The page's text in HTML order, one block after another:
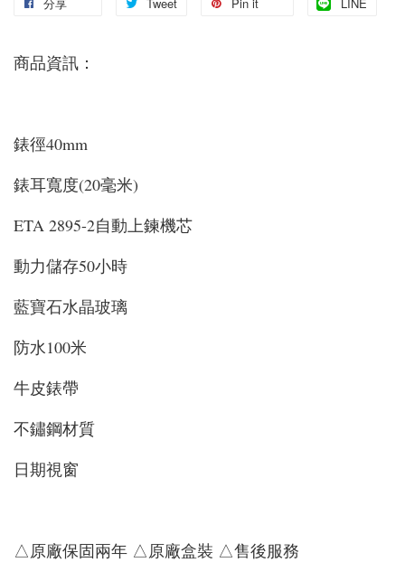
商品資訊：
錶徑40mm
錶耳寬度(20毫米)
ETA 2895-2自動上鍊機芯
動力儲存50小時
藍寶石水晶玻璃
防水100米
牛皮錶帶
不鏽鋼材質
日期視窗
△原廠保固兩年 △原廠盒裝 △售後服務